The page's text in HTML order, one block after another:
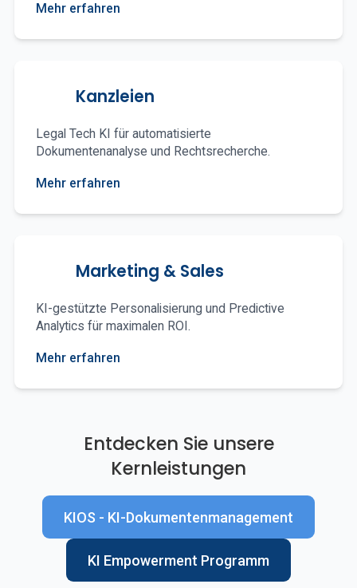
Mehr erfahren
Kanzleien
Legal Tech KI für automatisierte
Dokumentenanalyse und Rechtsrecherche.
Mehr erfahren
Marketing & Sales
KI-gestützte Personalisierung und Predictive
Analytics für maximalen ROI.
Mehr erfahren
Entdecken Sie unsere
Kernleistungen
KIOS - KI-Dokumentenmanagement
KI Empowerment Programm